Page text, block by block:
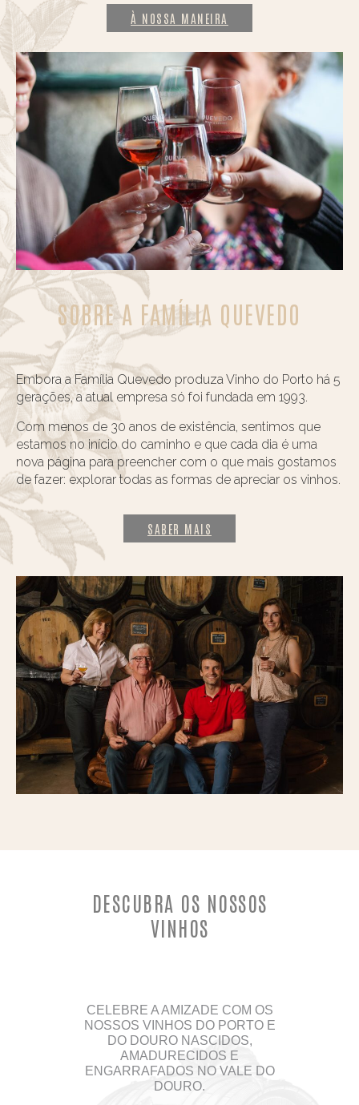
À NOSSA MANEIRA
SOBRE A FAMÍLIA QUEVEDO
Embora a Família Quevedo produza Vinho do Porto há 5
gerações, a atual empresa só foi fundada em 1993.
Com menos de 30 anos de existência, sentimos que
estamos no início do caminho e que cada dia é uma
nova página para preencher com o que mais gostamos
de fazer: explorar todas as formas de apreciar os vinhos.
SABER MAIS
DESCUBRA OS NOSSOS
VINHOS
CELEBRE A AMIZADE COM OS
NOSSOS VINHOS DO PORTO E
DO DOURO NASCIDOS,
AMADURECIDOS E
ENGARRAFADOS NO VALE DO
DOURO.